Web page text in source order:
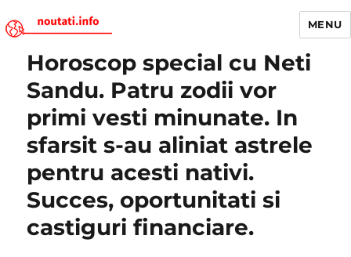
Noutati.Info
MENU
Horoscop special cu Neti
Sandu. Patru zodii vor
primi vesti minunate. In
sfarsit s-au aliniat astrele
pentru acesti nativi.
Succes, oportunitati si
castiguri financiare.